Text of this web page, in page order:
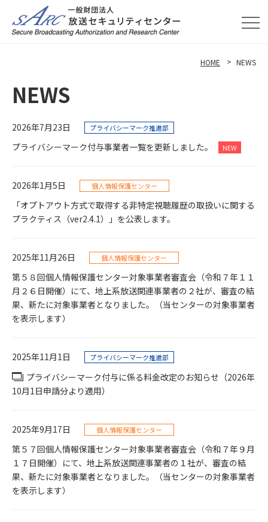
HOME NEWS
NEWS
2026年7月23日 プライバシーマーク推進部
プライバシーマーク付与事業者一覧を更新しました。
2026年1月5日 個人情報保護センター
「オプトアウト方式で取得する非特定視聴履歴の取扱いに関する
プラクティス（ver2.4.1）」を公表します。
2025年11月26日 個人情報保護センター
第５８回個人情報保護センター対象事業者審査会（令和７年１１
月２６日開催）にて、地上系放送関連事業者の２社が、審査の結
果、新たに対象事業者となりました。（当センターの対象事業者
を表示します）
2025年11月1日 プライバシーマーク推進部
プライバシーマーク付与に係る料金改定のお知らせ（2026年
10月1日申請分より適用）
2025年9月17日 個人情報保護センター
第５７回個人情報保護センター対象事業者審査会（令和７年９月
１７日開催）にて、地上系放送関連事業者の１社が、審査の結
果、新たに対象事業者となりました。（当センターの対象事業者
を表示します）